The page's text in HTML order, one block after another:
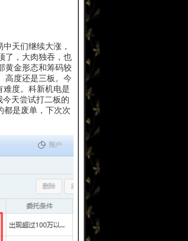
天们继续大涨，
了，大肉独吞，也
黄金形态和筹码较
高度还是三板。今
难度。科新机电是
天尝试打二板的
都是废单，下次次